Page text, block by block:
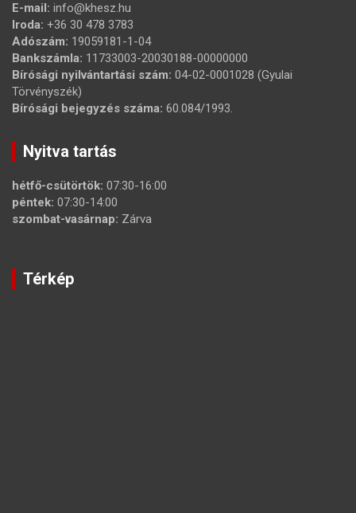
E-mail: info@khesz.hu
Iroda: +36 30 478 3783
Adószám: 19059181-1-04
Bankszámla: 11733003-20030188-00000000
Bírósági nyilvántartási szám: 04-02-0001028 (Gyulai
Törvényszék)
Bírósági bejegyzés száma: 60.084/1993.
Nyitva tartás
hétfő-csütörtök: 07:30-16:00
péntek: 07:30-14:00
szombat-vasárnap: Zárva
Térkép